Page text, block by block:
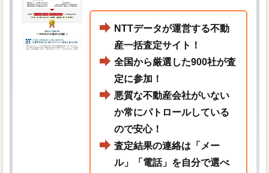
NTTデータが運営する不動
産一括査定サイト！
全国から厳選した900社が査
定に参加！
悪質な不動産会社がいない
か常にパトロールしている
ので安心！
査定結果の連絡は「メー
ル」「電話」を自分で選べ